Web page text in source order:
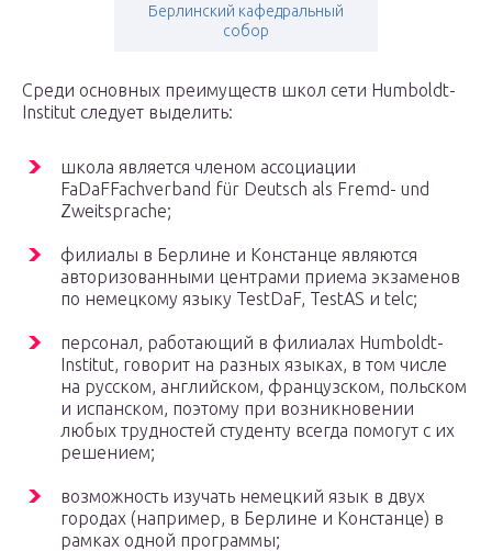
Берлинский кафедральный
собор
Среди основных преимуществ школ сети Humboldt-
Institut следует выделить:
школа является членом ассоциации
FaDaFFachverband für Deutsch als Fremd- und
Zweitsprache;
филиалы в Берлине и Констанце являются
авторизованными центрами приема экзаменов
по немецкому языку TestDaF, TestAS и telc;
персонал, работающий в филиалах Humboldt-
Institut, говорит на разных языках, в том числе
на русском, английском, французском, польском
и испанском, поэтому при возникновении
любых трудностей студенту всегда помогут с их
решением;
возможность изучать немецкий язык в двух
городах (например, в Берлине и Констанце) в
рамках одной программы;